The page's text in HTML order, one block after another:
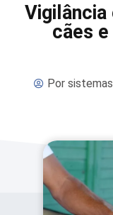
Vigilância
cães
Por